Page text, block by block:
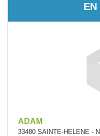
EN
ADAM
33480 SAINTE-HELENE -